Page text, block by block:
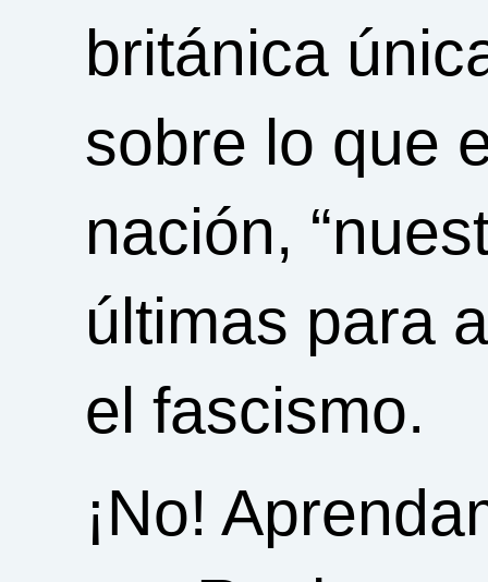
británica
sobre lo que
nación,
últimas para
el fascismo.
¡No!